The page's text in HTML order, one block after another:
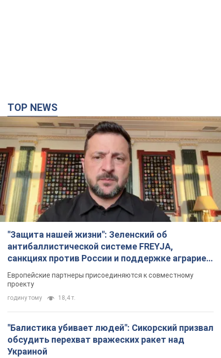
Видео
Европейские партнеры присоединяются к совместному
проекту
годину тому 18,4 т.
"Балистика убивает людей": Сикорский призвал
обсудить перехват вражеских ракет над
Украиной
Глава МИД Польши призвал сбивать российские ракеты над
Украиной
2 години тому 4,2 т.
Налоговая служба передаст Минобороны
данные о мужчинах в возрасте от 18 до 60 лет:
зачем это нужно
Это необходимо для проверки воинского учета